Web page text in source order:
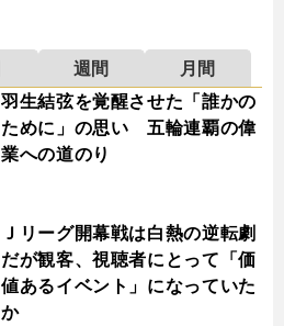
週間
月間
羽生結弦を覚醒させた「誰かの
ために」の思い 五輪連覇の偉
業への道のり
Ｊリーグ開幕戦は白熱の逆転劇
だが観客、視聴者にとって「価
値あるイベント」になっていた
か